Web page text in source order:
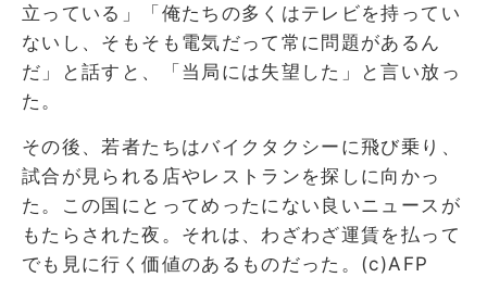
立っている」「俺たちの多くはテレビを持ってい
ないし、そもそも電気だって常に問題があるん
だ」と話すと、「当局には失望した」と言い放っ
た。
その後、若者たちはバイクタクシーに飛び乗り、
試合が見られる店やレストランを探しに向かっ
た。この国にとってめったにない良いニュースが
もたらされた夜。それは、わざわざ運賃を払って
でも見に行く価値のあるものだった。(c)AFP